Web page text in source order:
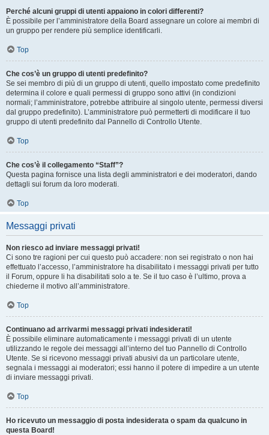
Perché alcuni gruppi di utenti appaiono in colori differenti?
È possibile per l’amministratore della Board assegnare un colore ai membri di
un gruppo per rendere più semplice identificarli.
Top
Che cos’è un gruppo di utenti predefinito?
Se sei membro di più di un gruppo di utenti, quello impostato come predefinito
determina il colore e quali permessi di gruppo sono attivi (in condizioni
normali; l’amministratore, potrebbe attribuire al singolo utente, permessi diversi
dal gruppo predefinito). L’amministratore può permetterti di modificare il tuo
gruppo di utenti predefinito dal Pannello di Controllo Utente.
Top
Che cos’è il collegamento “Staff”?
Questa pagina fornisce una lista degli amministratori e dei moderatori, dando
dettagli sui forum da loro moderati.
Top
Messaggi privati
Non riesco ad inviare messaggi privati!
Ci sono tre ragioni per cui questo può accadere: non sei registrato o non hai
effettuato l’accesso, l’amministratore ha disabilitato i messaggi privati per tutto
il Forum, oppure li ha disabilitati solo a te. Se il tuo caso è l’ultimo, prova a
chiederne il motivo all’amministratore.
Top
Continuano ad arrivarmi messaggi privati indesiderati!
È possibile eliminare automaticamente i messaggi privati ​​di un utente
utilizzando le regole dei messaggi all’interno del tuo Pannello di Controllo
Utente. Se si ricevono messaggi privati ​​abusivi da un particolare utente,
segnala i messaggi ai moderatori; essi hanno il potere di impedire a un utente
di inviare messaggi privati​​.
Top
Ho ricevuto un messaggio di posta indesiderata o spam da qualcuno in
questa Board!